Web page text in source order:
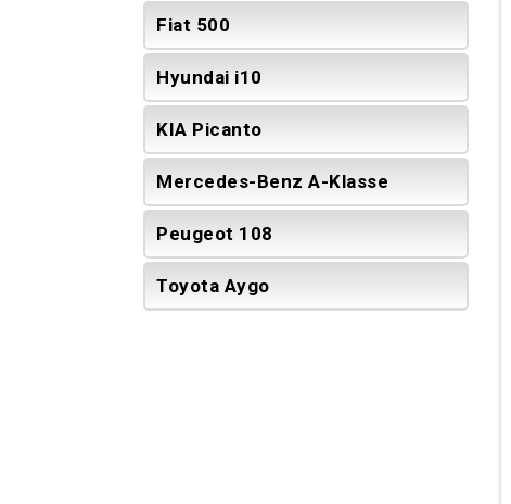
Fiat 500
Hyundai i10
KIA Picanto
Mercedes-Benz A-Klasse
Peugeot 108
Toyota Aygo